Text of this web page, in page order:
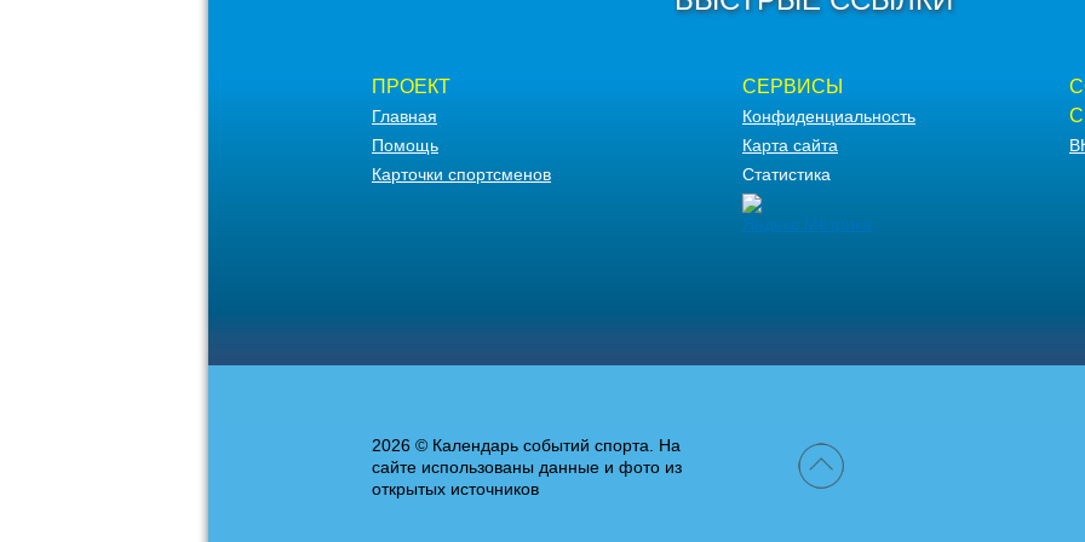
ПРОЕКТ
Главная
Помощь
Карточки спортсменов
СЕРВИСЫ
Конфиденциальность
Карта сайта
Статистика
2026 © Календарь событий спорта. На
сайте использованы данные и фото из
открытых источников